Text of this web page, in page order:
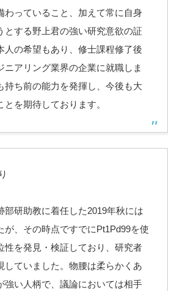
わっていること、加えて常に自身
とする野上君の強い研究意欲の証
人の希望もあり、修士課程修了後
ニアリング業界の企業に就職しま
持ち前の能力を発揮し、今後も大
を期待しております。
部研助教に着任した2019年秋には
が、その時点ですでにPt1Pd99を使
性を発見・検証しており、研究者
していました。物腰は柔らかくあ
強い人柄で、議論においては相手